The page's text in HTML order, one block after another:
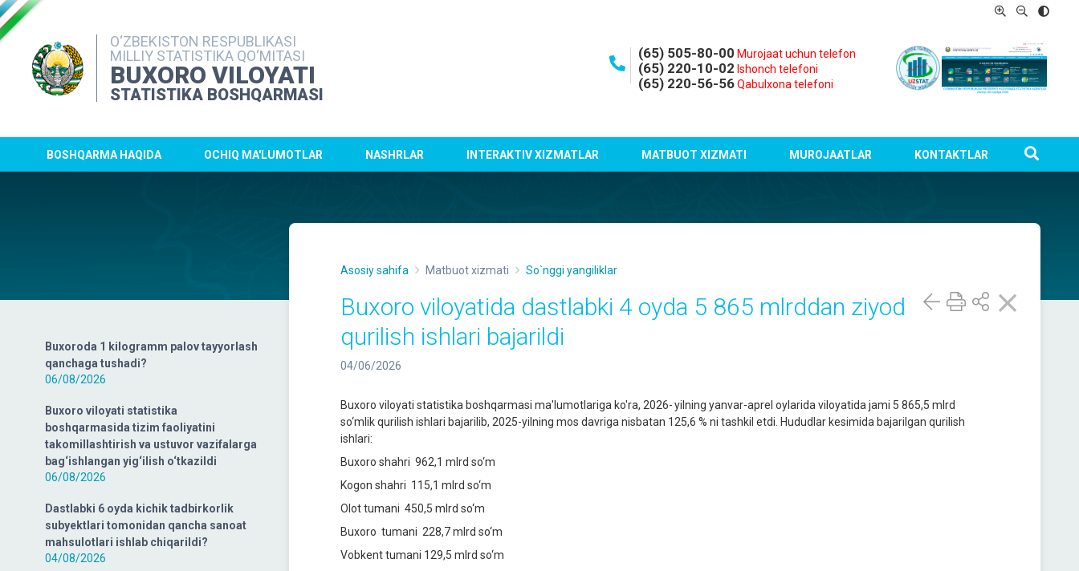
O‘ZBEKISTON RESPUBLIKASI
MILLIY STATISTIKA QO‘MITASI
BUXORO VILOYATI
STATISTIKA BOSHQARMASI
(65) 505-80-00 Murojaat uchun telefon
(65) 220-10-02 Ishonch telefoni
(65) 220-56-56 Qabulxona telefoni
BOSHQARMA HAQIDA OCHIQ MA'LUMOTLAR NASHRLAR INTERAKTIV XIZMATLAR MATBUOT XIZMATI MUROJAATLAR KONTAKTLAR
Buxoroda 1 kilogramm palov tayyorlash
qanchaga tushadi?
06/08/2026
Buxoro viloyati statistika
boshqarmasida tizim faoliyatini
takomillashtirish va ustuvor vazifalarga
bag‘ishlangan yig‘ilish o‘tkazildi
06/08/2026
Dastlabki 6 oyda kichik tadbirkorlik
subyektlari tomonidan qancha sanoat
mahsulotlari ishlab chiqarildi?
04/08/2026
Asosiy sahifa Matbuot xizmati So`nggi yangiliklar
Buxoro viloyatida dastlabki 4 oyda 5 865 mlrddan ziyod
qurilish ishlari bajarildi
04/06/2026
Buxoro viloyati statistika boshqarmasi ma'lumotlariga ko'ra, 2026- yilning yanvar-aprel oylarida viloyatida jami 5 865,5 mlrd
so‘mlik qurilish ishlari bajarilib, 2025-yilning mos davriga nisbatan 125,6 % ni tashkil etdi. Hududlar kesimida bajarilgan qurilish
ishlari:
Buxoro shahri 962,1 mlrd so‘m
Kogon shahri 115,1 mlrd so‘m
Olot tumani 450,5 mlrd so‘m
Buxoro tumani 228,7 mlrd so‘m
Vobkent tumani 129,5 mlrd so‘m